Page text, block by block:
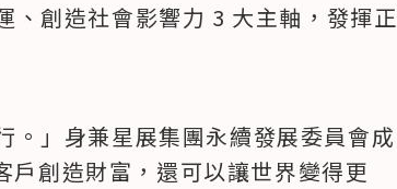
、創造社會影響力 3 大主軸，發揮正
。」身兼星展集團永續發展委員會成
創造財富，還可以讓世界變得更